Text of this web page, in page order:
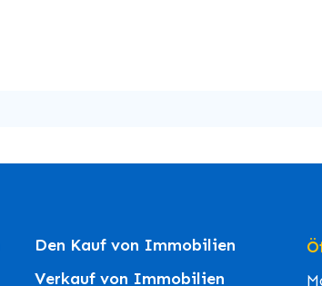
Den Kauf von Immobilien
Verkauf von Immobilien